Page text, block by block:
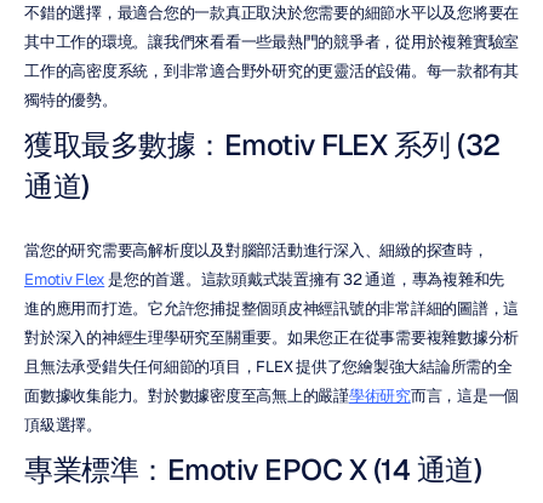
不錯的選擇，最適合您的一款真正取決於您需要的細節水平以及您將要在
其中工作的環境。讓我們來看看一些最熱門的競爭者，從用於複雜實驗室
工作的高密度系統，到非常適合野外研究的更靈活的設備。每一款都有其
獨特的優勢。
獲取最多數據：Emotiv FLEX 系列 (32
通道)
當您的研究需要高解析度以及對腦部活動進行深入、細緻的探查時，
Emotiv Flex 是您的首選。這款頭戴式裝置擁有 32 通道，專為複雜和先
進的應用而打造。它允許您捕捉整個頭皮神經訊號的非常詳細的圖譜，這
對於深入的神經生理學研究至關重要。如果您正在從事需要複雜數據分析
且無法承受錯失任何細節的項目，FLEX 提供了您繪製強大結論所需的全
面數據收集能力。對於數據密度至高無上的嚴謹學術研究而言，這是一個
頂級選擇。
專業標準：Emotiv EPOC X (14 通道)